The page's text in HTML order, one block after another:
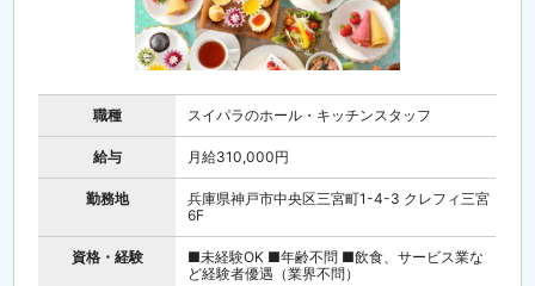
職種 スイパラのホール・キッチンスタッフ
給与 月給310,000円
勤務地
兵庫県神戸市中央区三宮町1-4-3 クレフィ三宮
6F
資格・経験
■未経験OK ■年齢不問 ■飲食、サービス業な
ど経験者優遇（業界不問）